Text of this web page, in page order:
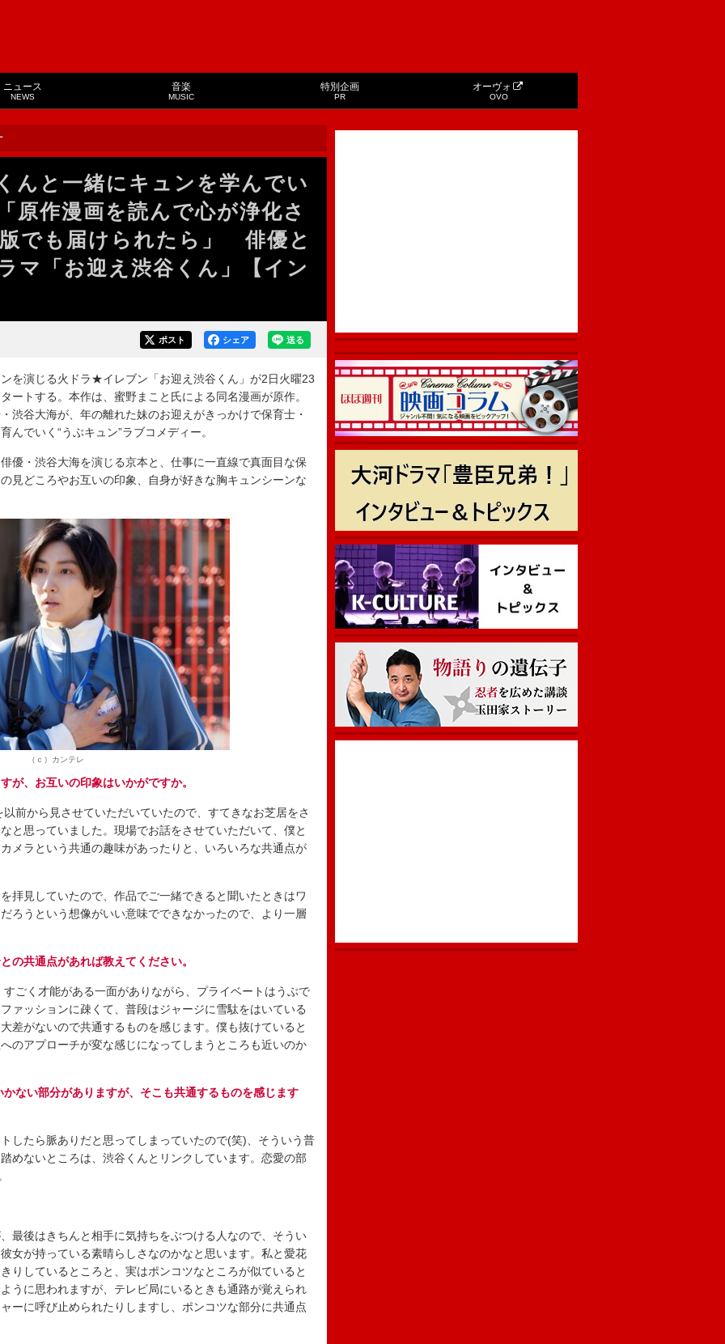
ニュース
NEWS
音楽
MUSIC
特別企画
PR
オーヴォ
OVO
んと一緒にキュンを学んでい
作漫画を読んで心が浄化さ
でも届けられたら」 俳優と
マ「お迎え渋谷くん」【イン
送る
シェア
ポスト
を演じる火ドラ★イレブン「お迎え渋谷くん」が2日火曜23
ートする。本作は、蜜野まこと氏による同名漫画が原作。
渋谷大海が、年の離れた妹のお迎えがきっかけで保育士・
でいく“うぶキュン”ラブコメディー。
・渋谷大海を演じる京本と、仕事に一直線で真面目な保
見どころやお互いの印象、自身が好きな胸キュンシーンな
（ｃ）カンテレ
が、お互いの印象はいかがですか。
前から見させていただいていたので、すてきなお芝居をさ
と思っていました。現場でお話をさせていただいて、僕と
メラという共通の趣味があったりと、いろいろな共通点が
拝見していたので、作品でご一緒できると聞いたときはワ
ろうという想像がいい意味でできなかったので、より一層
の共通点があれば教えてください。
ごく才能がある一面がありながら、プライベートはうぶで
ァッションに疎くて、普段はジャージに雪駄をはいている
差がないので共通するものを感じます。僕も抜けていると
のアプローチが変な感じになってしまうところも近いのか
ない部分がありますが、そこも共通するものを感じます
したら脈ありだと思ってしまっていたので(笑)、そういう普
めないところは、渋谷くんとリンクしています。恋愛の部
後はきちんと相手に気持ちをぶつける人なので、そうい
女が持っている素晴らしさなのかなと思います。私と愛花
りしているところと、実はポンコツなところが似ていると
うに思われますが、テレビ局にいるときも通路が覚えられ
ーに呼び止められたりしますし、ポンコツな部分に共通点